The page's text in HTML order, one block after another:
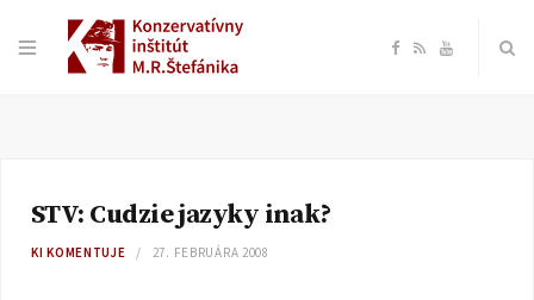
F R Y
STV: Cudzie jazyky inak?
KI KOMENTUJE 27. FEBRUÁRA 2008